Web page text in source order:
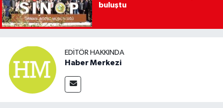
buluştu
EDITÖR HAKKINDA
Haber Merkezi